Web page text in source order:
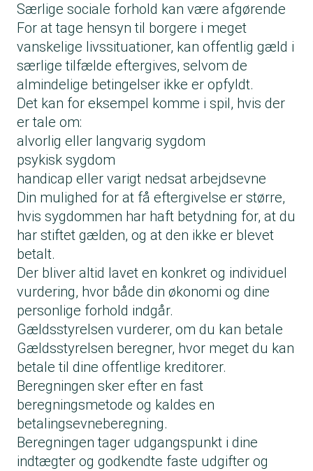
Særlige sociale forhold kan være afgørende
For at tage hensyn til borgere i meget
vanskelige livssituationer, kan offentlig gæld i
særlige tilfælde eftergives, selvom de
almindelige betingelser ikke er opfyldt.
Det kan for eksempel komme i spil, hvis der
er tale om:
alvorlig eller langvarig sygdom
psykisk sygdom
handicap eller varigt nedsat arbejdsevne
Din mulighed for at få eftergivelse er større,
hvis sygdommen har haft betydning for, at du
har stiftet gælden, og at den ikke er blevet
betalt.
Der bliver altid lavet en konkret og individuel
vurdering, hvor både din økonomi og dine
personlige forhold indgår.
Gældsstyrelsen vurderer, om du kan betale
Gældsstyrelsen beregner, hvor meget du kan
betale til dine offentlige kreditorer.
Beregningen sker efter en fast
beregningsmetode og kaldes en
betalingsevneberegning.
Beregningen tager udgangspunkt i dine
indtægter og godkendte faste udgifter og